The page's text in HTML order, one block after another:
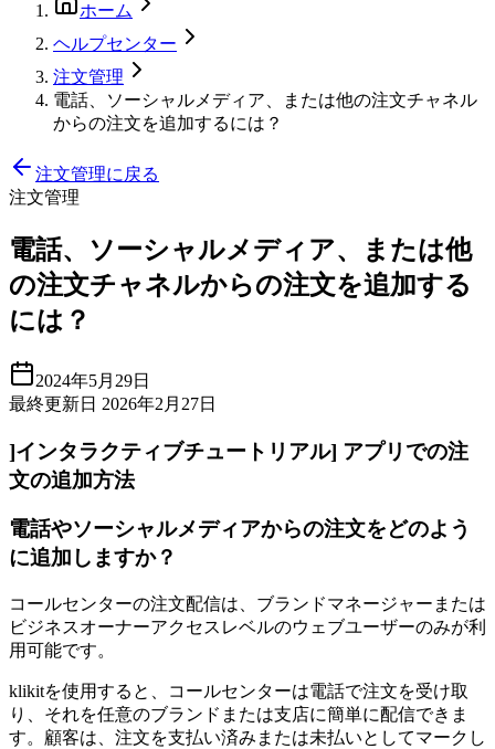
ホーム
ヘルプセンター
注文管理
電話、ソーシャルメディア、または他の注文チャネル
からの注文を追加するには？
注文管理に戻る
注文管理
電話、ソーシャルメディア、または他
の注文チャネルからの注文を追加する
には？
2024年5月29日
最終更新日 2026年2月27日
]インタラクティブチュートリアル] アプリでの注
文の追加方法
電話やソーシャルメディアからの注文をどのよう
に追加しますか？
コールセンターの注文配信は、ブランドマネージャーまたは
ビジネスオーナーアクセスレベルのウェブユーザーのみが利
用可能です。
klikitを使用すると、コールセンターは電話で注文を受け取
り、それを任意のブランドまたは支店に簡単に配信できま
す。顧客は、注文を支払い済みまたは未払いとしてマークし